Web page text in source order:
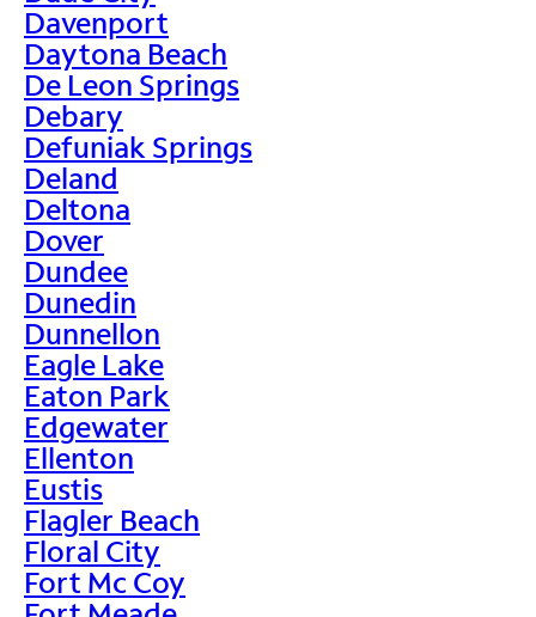
Davenport
Daytona Beach
De Leon Springs
Debary
Defuniak Springs
Deland
Deltona
Dover
Dundee
Dunedin
Dunnellon
Eagle Lake
Eaton Park
Edgewater
Ellenton
Eustis
Flagler Beach
Floral City
Fort Mc Coy